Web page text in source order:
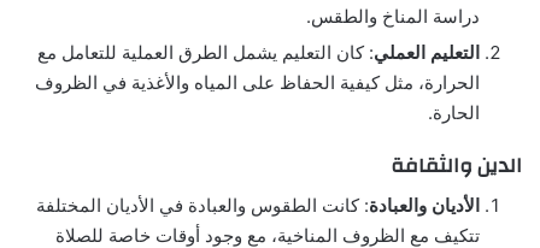
دراسة المناخ والطقس.
التعليم العملي: كان التعليم يشمل الطرق العملية للتعامل مع
الحرارة، مثل كيفية الحفاظ على المياه والأغذية في الظروف
الحارة.
الدين والثقافة
الأديان والعبادة: كانت الطقوس والعبادة في الأديان المختلفة
تتكيف مع الظروف المناخية، مع وجود أوقات خاصة للصلاة